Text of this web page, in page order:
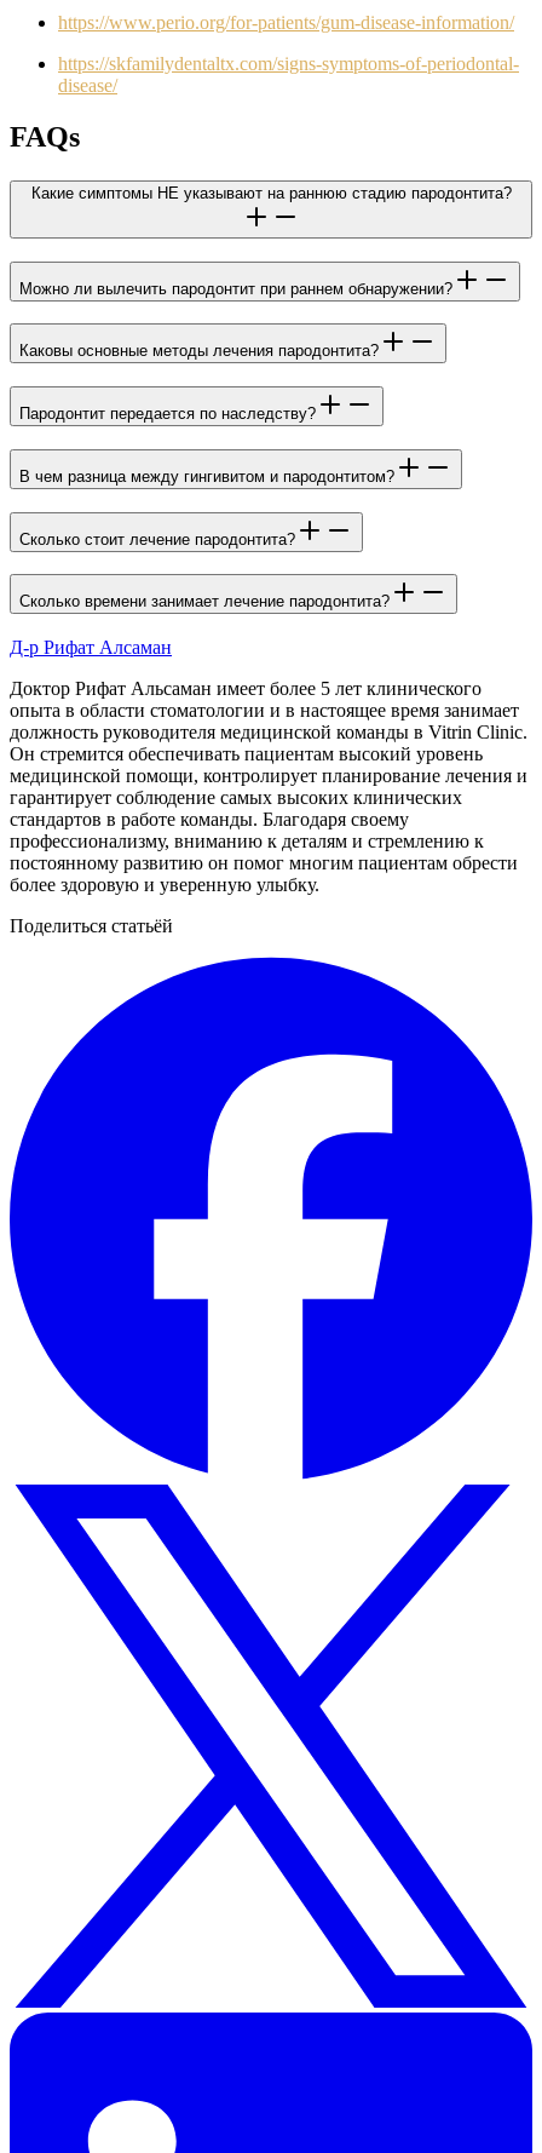
https://www.perio.org/for-patients/gum-disease-information/
https://skfamilydentaltx.com/signs-symptoms-of-periodontal-
disease/
FAQs
Какие симптомы НЕ указывают на раннюю стадию пародонтита?
Можно ли вылечить пародонтит при раннем обнаружении?
Каковы основные методы лечения пародонтита?
Пародонтит передается по наследству?
В чем разница между гингивитом и пародонтитом?
Сколько стоит лечение пародонтита?
Сколько времени занимает лечение пародонтита?
Д-р Рифат Алсаман
Доктор Рифат Альсаман имеет более 5 лет клинического
опыта в области стоматологии и в настоящее время занимает
должность руководителя медицинской команды в Vitrin Clinic.
Он стремится обеспечивать пациентам высокий уровень
медицинской помощи, контролирует планирование лечения и
гарантирует соблюдение самых высоких клинических
стандартов в работе команды. Благодаря своему
профессионализму, вниманию к деталям и стремлению к
постоянному развитию он помог многим пациентам обрести
более здоровую и уверенную улыбку.
Поделиться статьёй